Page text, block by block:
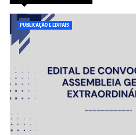
PUBLICAÇÃO E EDITAIS